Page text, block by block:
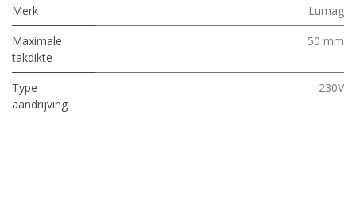
Merk
Lumag
Maximale
takdikte
50 mm
Type
aandrijving
230V